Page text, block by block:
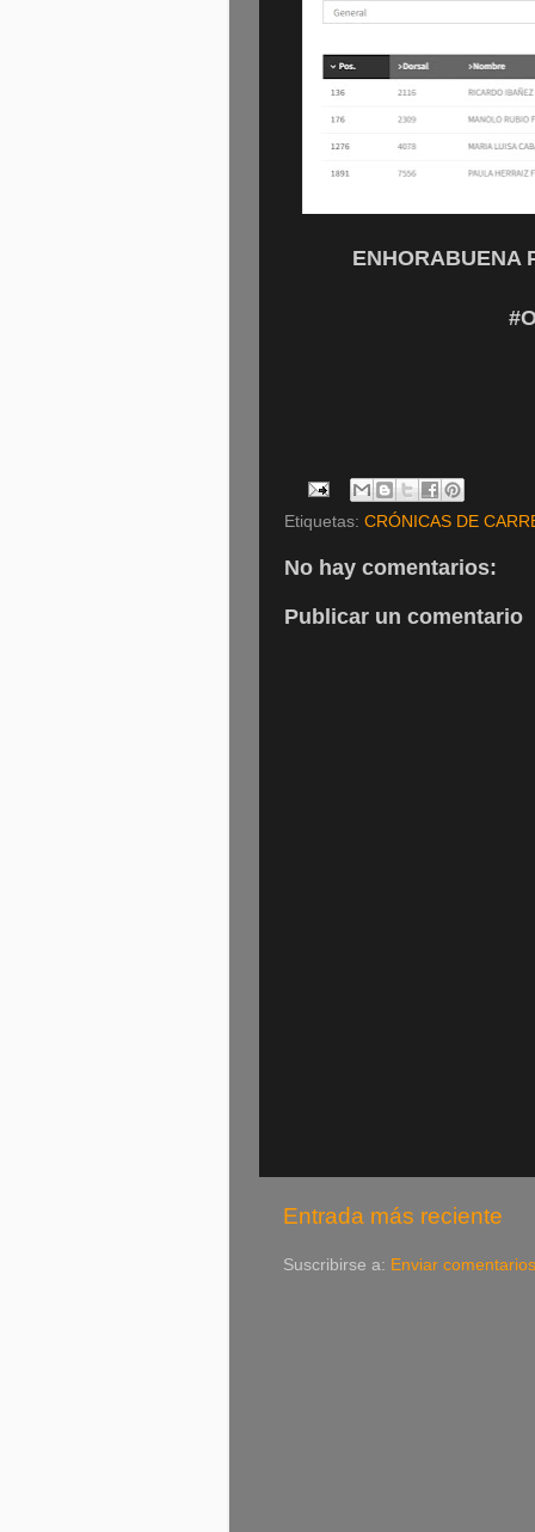
ENHORABUENA
Etiquetas: CRÓNICAS DE
No hay comentarios:
Publicar un comentario
Entrada más reciente
Suscribirse a: Enviar